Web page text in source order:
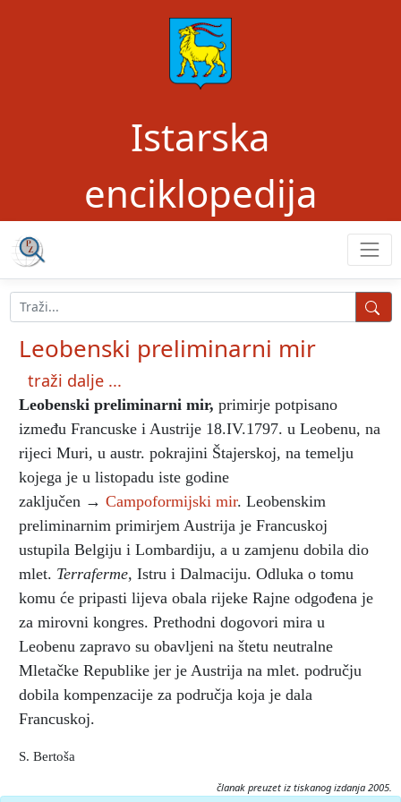
Istarska
enciklopedija
Leobenski preliminarni mir
traži dalje ...
Leobenski preliminarni mir, primirje potpisano
između Francuske i Austrije 18.IV.1797. u Leobenu, na
rijeci Muri, u austr. pokrajini Štajerskoj, na temelju
kojega je u listopadu iste godine
zaključen → Campoformijski mir. Leobenskim
preliminarnim primirjem Austrija je Francuskoj
ustupila Belgiju i Lombardiju, a u zamjenu dobila dio
mlet. Terraferme, Istru i Dalmaciju. Odluka o tomu
komu će pripasti lijeva obala rijeke Rajne odgođena je
za mirovni kongres. Prethodni dogovori mira u
Leobenu zapravo su obavljeni na štetu neutralne
Mletačke Republike jer je Austrija na mlet. području
dobila kompenzacije za područja koja je dala
Francuskoj.
S. Bertoša
članak preuzet iz tiskanog izdanja 2005.